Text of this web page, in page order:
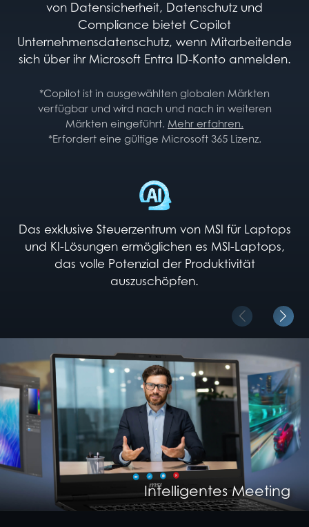
von Datensicherheit, Datenschutz und
Compliance bietet Copilot
Unternehmensdatenschutz, wenn Mitarbeitende
sich über ihr Microsoft Entra ID-Konto anmelden.
*Copilot ist in ausgewählten globalen Märkten
verfügbar und wird nach und nach in weiteren
Märkten eingeführt. Mehr erfahren.
*Erfordert eine gültige Microsoft 365 Lizenz.
Das exklusive Steuerzentrum von MSI für Laptops
und KI-Lösungen ermöglichen es MSI-Laptops,
das volle Potenzial der Produktivität
auszuschöpfen.
Intelligentes Entertainment
Intelligente Content Creation
Intelligentes Meeting
Intelligentes Gaming